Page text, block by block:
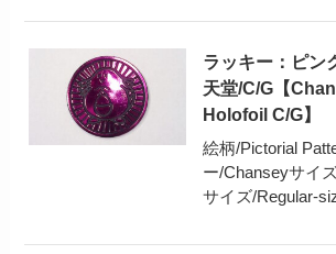
ラッキー：ピン
天堂/C/G【
Holofoil C/G】
絵柄/Pictorial
ー/Chanseyサイ
サイズ/Regular-